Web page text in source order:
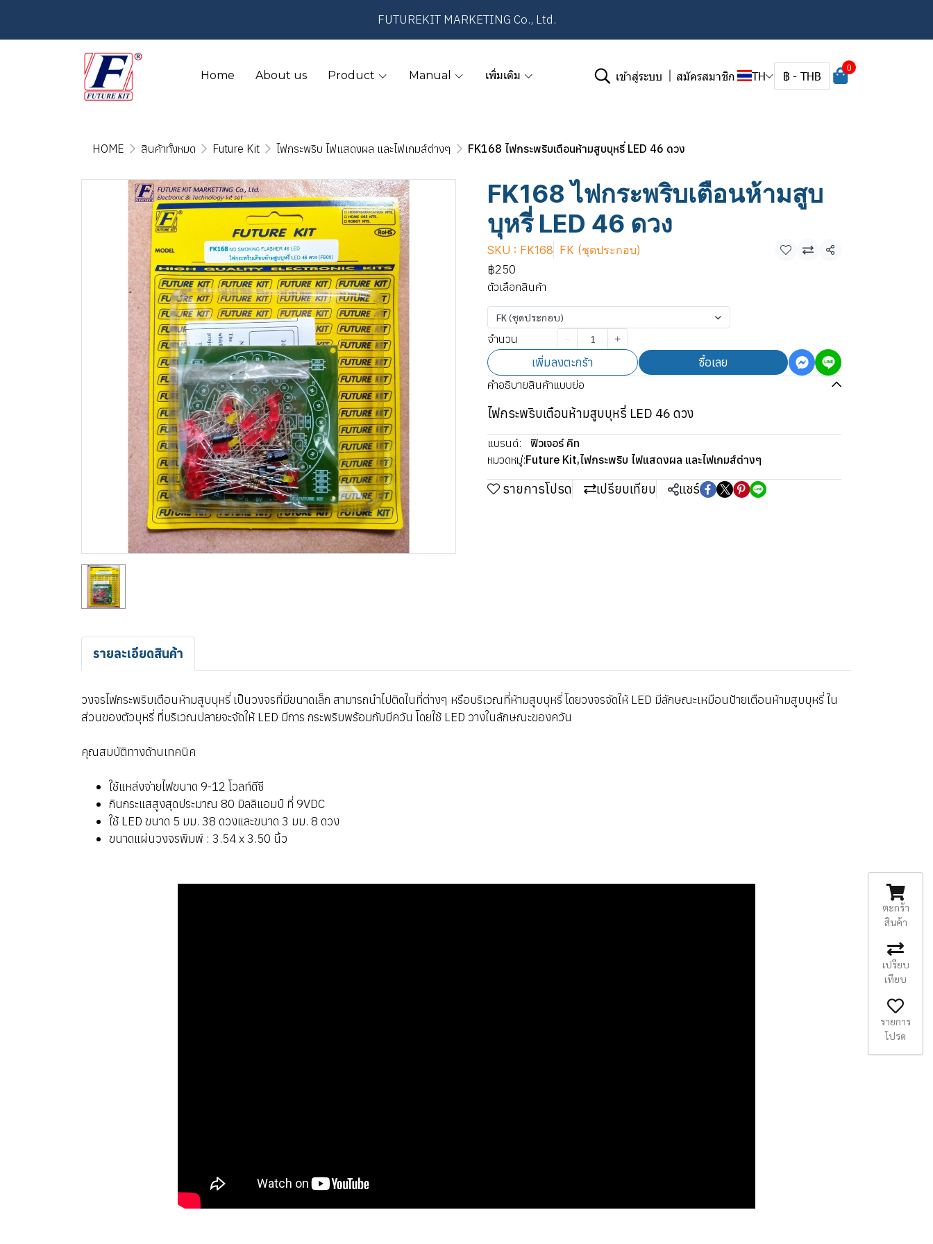
FUTUREKIT MARKETING Co., Ltd.
Home About us Product Manual เพิ่มเติม เข้าสู่ระบบ สมัครสมาชิก TH ฿ - THB
0
HOME สินค้าทั้งหมด Future Kit ไฟกระพริบ ไฟแสดงผล และไฟเกมส์ต่างๆ FK168 ไฟกระพริบเตือนห้ามสูบบุหรี่ LED 46 ดวง
FK168 ไฟกระพริบเตือนห้ามสูบ
บุหรี่ LED 46 ดวง
SKU : FK168 FK (ชุดประกอบ)
แชร์
฿250
ตัวเลือกสินค้า
FK (ชุดประกอบ)
จำนวน
เพิ่มลงตะกร้า ซื้อเลย
คำอธิบายสินค้าแบบย่อ
ไฟกระพริบเตือนห้ามสูบบุหรี่ LED 46 ดวง
แบรนด์:
ฟิวเจอร์ คิท
หมวดหมู่:Future Kit,ไฟกระพริบ ไฟแสดงผล และไฟเกมส์ต่างๆ
รายการโปรด เปรียบเทียบ แชร์
รายละเอียดสินค้า
วงจรไฟกระพริบเตือนห้ามสูบบุหรี่ เป็นวงจรที่มีขนาดเล็ก สามารถนำไปติดในที่ต่างๆ หรือบริเวณที่ห้ามสูบบุหรี่ โดยวงจรจัดให้ LED มีลักษณะเหมือนป้ายเตือนห้ามสูบบุหรี่ ใน
ส่วนของตัวบุหรี่ ที่บริเวณปลายจะจัดให้ LED มีการ กระพริบพร้อมกับมีควัน โดยใช้ LED วางในลักษณะของควัน
คุณสมบัติทางด้านเทคนิค
ใช้แหล่งจ่ายไฟขนาด 9-12 โวลท์ดีซี
กินกระแสสูงสุดประมาณ 80 มิลลิแอมป์ ที่ 9VDC
ใช้ LED ขนาด 5 มม. 38 ดวงและขนาด 3 มม. 8 ดวง
ขนาดแผ่นวงจรพิมพ์ : 3.54 x 3.50 นิ้ว
ตะกร้า
สินค้า
เปรียบ
เทียบ
รายการ
โปรด